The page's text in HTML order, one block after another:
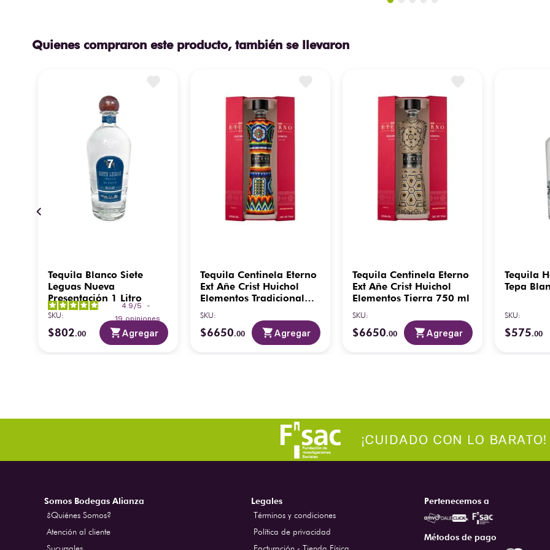
Quienes compraron este producto, también se llevaron
Tequila Blanco Siete
Leguas Nueva
Presentación 1 Litro
4.9 /5
-
19 opiniones
SKU:
$802.00 Agregar
Tequila Centinela Eterno
Ext Añe Crist Huichol
Elementos Tradicional
SKU:
$6650.00 Agregar
Tequila Centinela Eterno
Ext Añe Crist Huichol
Elementos Tierra 750 ml
SKU:
$6650.00 Agregar
Tequila
Tepa
SKU:
$575.00
Somos Bodegas Alianza
¿Quiénes Somos?
Atención al cliente
Legales
Términos y condiciones
Política de privacidad
Pertenecemos a
Métodos de pago